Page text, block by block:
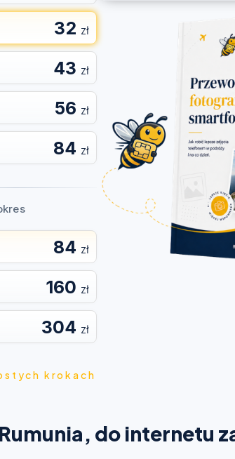
32 zł
43 zł
56 zł
84 zł
84 zł
160 zł
304 zł
krokach
do internetu